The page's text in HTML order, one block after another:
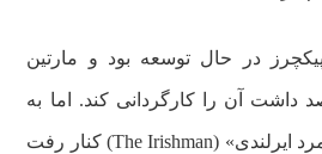
در حال توسعه بود و مارتین
داشت آن را کارگردانی کند. اما به
خاطر کارگردانی فیلم «مرد ایرلندی» (The Irishman) کنار رفت